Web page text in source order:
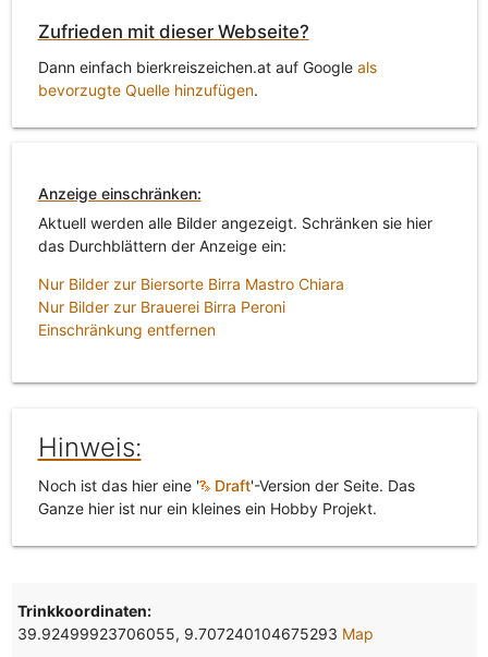
Zufrieden mit dieser Webseite?
Dann einfach bierkreiszeichen.at auf Google als
bevorzugte Quelle hinzufügen.
Anzeige einschränken:
Aktuell werden alle Bilder angezeigt. Schränken sie hier
das Durchblättern der Anzeige ein:
Nur Bilder zur Biersorte Birra Mastro Chiara
Nur Bilder zur Brauerei Birra Peroni
Einschränkung entfernen
Hinweis:
Noch ist das hier eine ' Draft'-Version der Seite. Das
Ganze hier ist nur ein kleines ein Hobby Projekt.
Trinkkoordinaten:
39.92499923706055, 9.707240104675293 Map